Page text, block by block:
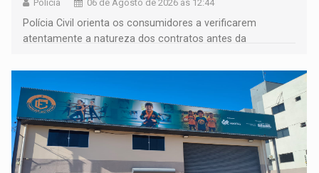
Polícia 06 de Agosto de 2026 às 12:44
Polícia Civil orienta os consumidores a verificarem
atentamente a natureza dos contratos antes da